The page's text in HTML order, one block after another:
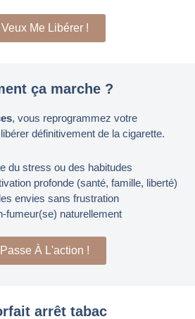
Me Libérer !
ça marche ?
, vous reprogrammez votre
définitivement de la cigarette.
du stress ou des habitudes
profonde (santé, famille, liberté)
envies sans frustration
fumeur(se) naturellement
À L'action !
arrêt tabac